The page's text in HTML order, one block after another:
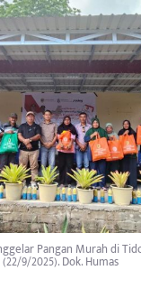
Pangan Murah di
(22/9/2025). Dok. Humas